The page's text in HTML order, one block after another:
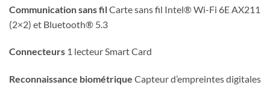
Communication sans filCarte sans fil Intel® Wi-Fi 6E AX211
(2×2) et Bluetooth® 5.3
Connecteurs 1 lecteur Smart Card
Reconnaissance biométrique Capteur d’empreintes digitales